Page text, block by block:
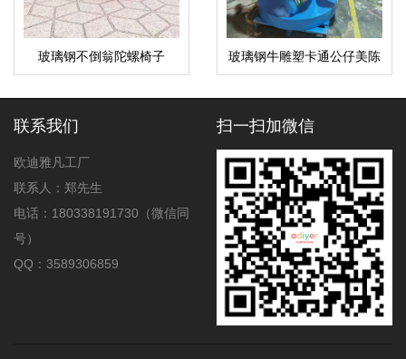
玻璃钢不倒翁陀螺椅子
玻璃钢牛雕塑卡通公仔美陈
摆件
联系我们
欧迪雅凡工厂
联系人：郑先生
电话：180338191730（微信同
号）
QQ：3589306859
扫一扫加微信